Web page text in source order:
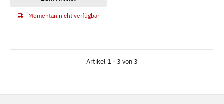
Momentan nicht verfügbar
Artikel 1 - 3 von 3